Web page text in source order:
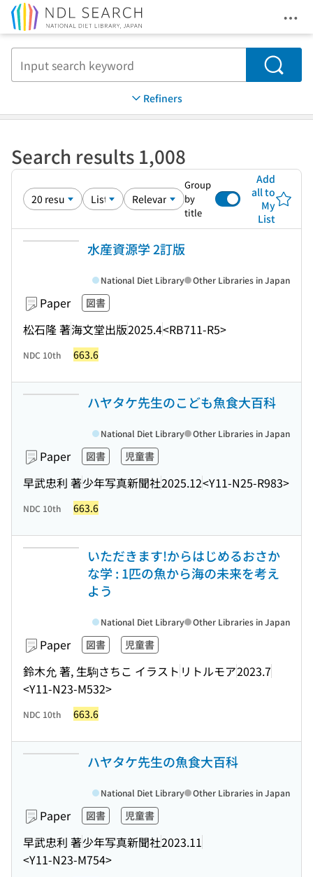
Search
Refiners
Search results 1,008
Group
by
title
Add
all to
My
List
水産資源学 2訂版
Paper 図書
松石隆 著海文堂出版2025.4<RB711-R5>
National Diet Library Other Libraries in Japan
NDC 10th 663.6
ハヤタケ先生のこども魚食大百科
Paper 図書 児童書
早武忠利 著少年写真新聞社2025.12<Y11-N25-R983>
National Diet Library Other Libraries in Japan
NDC 10th 663.6
いただきます!からはじめるおさか
な学 : 1匹の魚から海の未来を考え
よう
Paper 図書 児童書
鈴木允 著, 生駒さちこ イラスト リトルモア2023.7
<Y11-N23-M532>
National Diet Library Other Libraries in Japan
NDC 10th 663.6
ハヤタケ先生の魚食大百科
Paper 図書 児童書
早武忠利 著少年写真新聞社2023.11
<Y11-N23-M754>
National Diet Library Other Libraries in Japan